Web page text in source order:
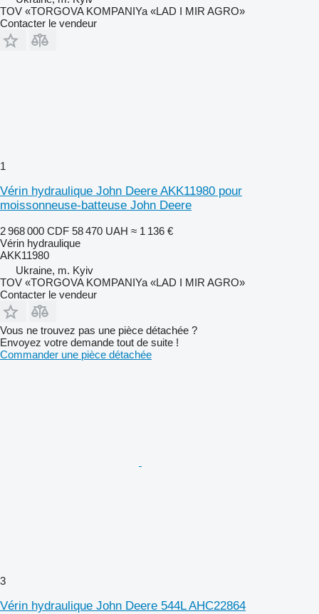
TOV «TORGOVA KOMPANIYa «LAD I MIR AGRO»
Contacter le vendeur
1
Vérin hydraulique John Deere AKK11980 pour
moissonneuse-batteuse John Deere
2 968 000 CDF 58 470 UAH ≈ 1 136 €
Vérin hydraulique
AKK11980
Ukraine, m. Kyiv
TOV «TORGOVA KOMPANIYa «LAD I MIR AGRO»
Contacter le vendeur
Vous ne trouvez pas une pièce détachée ?
Envoyez votre demande tout de suite !
Commander une pièce détachée
3
Vérin hydraulique John Deere 544L AHC22864